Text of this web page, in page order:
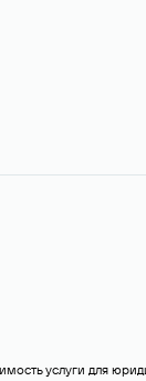
услуги для